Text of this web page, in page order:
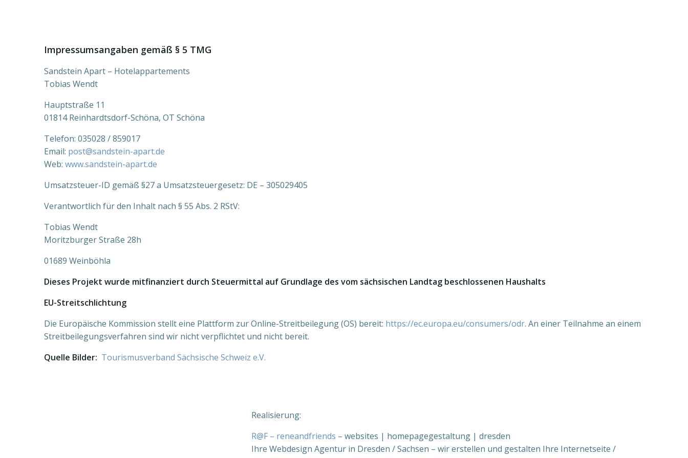
Impressumsangaben gemäß § 5 TMG
Sandstein Apart – Hotelappartements
Tobias Wendt
Hauptstraße 11
01814 Reinhardtsdorf-Schöna, OT Schöna
Telefon: 035028 / 859017
Email: post@sandstein-apart.de
Web: www.sandstein-apart.de
Umsatzsteuer-ID gemäß §27 a Umsatzsteuergesetz: DE – 305029405
Verantwortlich für den Inhalt nach § 55 Abs. 2 RStV:
Tobias Wendt
Moritzburger Straße 28h
01689 Weinböhla
Dieses Projekt wurde mitfinanziert durch Steuermittal auf Grundlage des vom sächsischen Landtag beschlossenen Haushalts
EU-Streitschlichtung
Die Europäische Kommission stellt eine Plattform zur Online-Streitbeilegung (OS) bereit: https://ec.europa.eu/consumers/odr. An einer Teilnahme an einem
Streitbeilegungsverfahren sind wir nicht verpflichtet und nicht bereit.
Quelle Bilder: Tourismusverband Sächsische Schweiz e.V.
Realisierung:
R@F – reneandfriends – websites | homepagegestaltung | dresden
Ihre Webdesign Agentur in Dresden / Sachsen – wir erstellen und gestalten Ihre Internetseite /